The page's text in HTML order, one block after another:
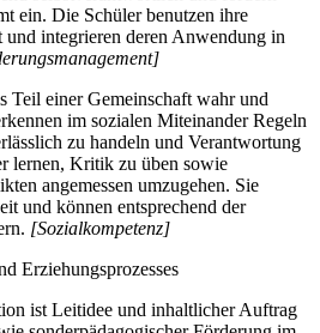
ein. Die Schüler benutzen ihre
integrieren deren Anwendung in
Teil einer Gemeinschaft wahr und
im sozialen Miteinander Regeln
zu handeln und Verantwortung
lernen, Kritik zu üben sowie
angemessen umzugehen. Sie
und können entsprechend der
[Sozialkompetenz]
Erziehungsprozesses
ist Leitidee und inhaltlicher Auftrag